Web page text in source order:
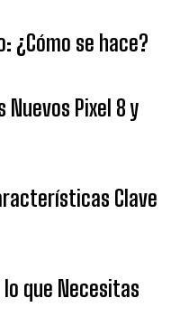
¿Cómo se hace?
Nuevos Pixel 8 y
Clave
que Necesitas